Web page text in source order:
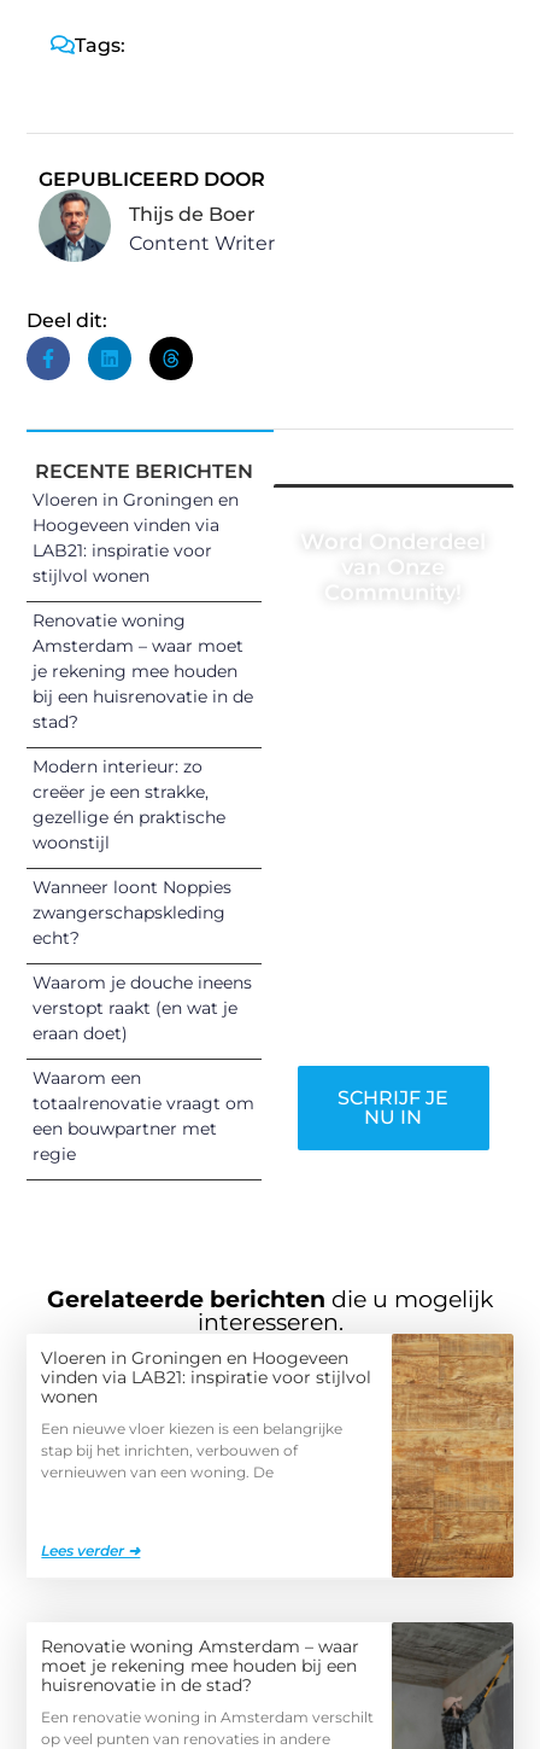
Tags:
GEPUBLICEERD DOOR
Thijs de Boer
Content Writer
Deel dit:
RECENTE BERICHTEN
Vloeren in Groningen en
Hoogeveen vinden via
LAB21: inspiratie voor
stijlvol wonen
Renovatie woning
Amsterdam – waar moet
je rekening mee houden
bij een huisrenovatie in de
stad?
Modern interieur: zo
creëer je een strakke,
gezellige én praktische
woonstijl
Wanneer loont Noppies
zwangerschapskleding
echt?
Waarom je douche ineens
verstopt raakt (en wat je
eraan doet)
Waarom een
totaalrenovatie vraagt om
een bouwpartner met
regie
Word Onderdeel
van Onze
Community!
SCHRIJF JE
NU IN
Gerelateerde berichten die u mogelijk
interesseren.
Vloeren in Groningen en Hoogeveen
vinden via LAB21: inspiratie voor stijlvol
wonen
Een nieuwe vloer kiezen is een belangrijke
stap bij het inrichten, verbouwen of
vernieuwen van een woning. De
Lees verder ➜
Renovatie woning Amsterdam – waar
moet je rekening mee houden bij een
huisrenovatie in de stad?
Een renovatie woning in Amsterdam verschilt
op veel punten van renovaties in andere